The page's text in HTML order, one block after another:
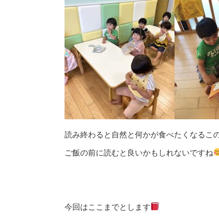
読み終わると自然と何かが食べたくなるこ
ご飯の前に読むと良いかもしれないですね
今回はここまでとします